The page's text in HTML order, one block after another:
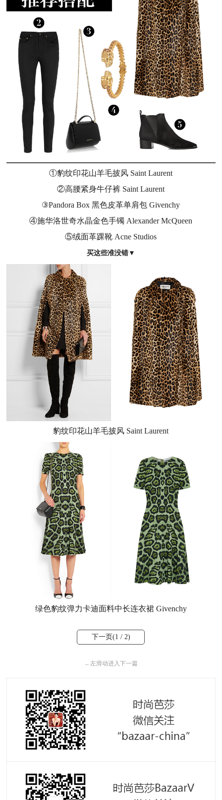
①豹纹印花山羊毛披风 Saint Laurent
②高腰紧身牛仔裤 Saint Laurent
③Pandora Box 黑色皮革单肩包 Givenchy
④施华洛世奇水晶金色手镯 Alexander McQueen
⑤绒面革踝靴 Acne Studios
买这些准没错▼
豹纹印花山羊毛披风 Saint Laurent
绿色豹纹弹力卡迪面料中长连衣裙 Givenchy
下一页(1 / 2)
← 左滑动进入下一篇